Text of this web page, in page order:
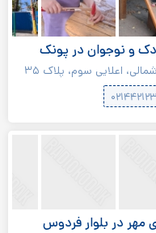
و نوجوان در پونک
اعلایی سوم، پلاک ۳۵
در بلوار فردوس